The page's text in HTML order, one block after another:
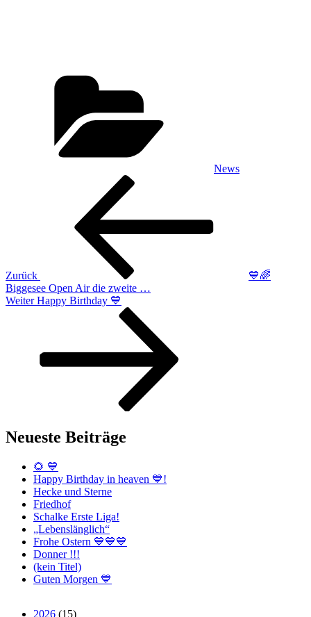
News
Beitragsnavigation
Zurück
💙🌈
Biggesee Open Air die zweite …
Nächster
Weiter Happy Birthday 💙
Neueste Beiträge
🌻 💙
Happy Birthday in heaven 💙!
Hecke und Sterne
Friedhof
Schalke Erste Liga!
„Lebenslänglich“
Frohe Ostern 💙💙💙
Donner !!!
(kein Titel)
Guten Morgen 💙
2026 (15)